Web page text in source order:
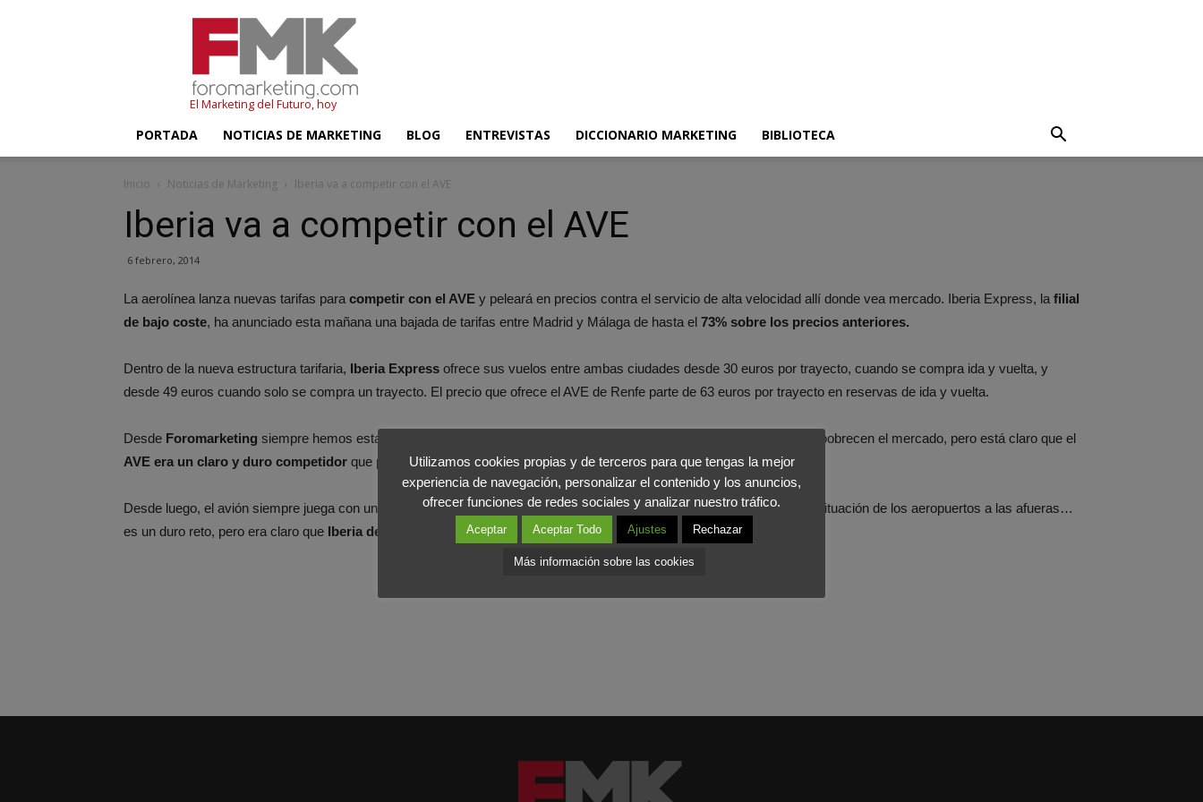
El Marketing del Futuro, hoy
PORTADA NOTICIAS DE MARKETING BLOG ENTREVISTAS DICCIONARIO MARKETING BIBLIOTECA
Inicio Noticias de Marketing Iberia va a competir con el AVE
Iberia va a competir con el AVE
6 febrero, 2014
La aerolínea lanza nuevas tarifas para competir con el AVE y peleará en precios contra el servicio de alta velocidad allí donde vea mercado. Iberia Express, la filial
de bajo coste, ha anunciado esta mañana una bajada de tarifas entre Madrid y Málaga de hasta el 73% sobre los precios anteriores.
Dentro de la nueva estructura tarifaria, Iberia Express ofrece sus vuelos entre ambas ciudades desde 30 euros por trayecto, cuando se compra ida y vuelta, y
desde 49 euros cuando solo se compra un trayecto. El precio que ofrece el AVE de Renfe parte de 63 euros por trayecto en reservas de ida y vuelta.
Desde Foromarketing siempre hemos estado en contra de las políticas low cost como salida a la situación, porque empobrecen el mercado, pero está claro que el
AVE era un claro y duro competidor que podría hacer peligrar ciertos pasillos aéreos.
Desde luego, el avión siempre juega con un desventaja respecto al tren: el tiempo para el embarque, la facturación y la situación de los aeropuertos a las afueras…
es un duro reto, pero era claro que Iberia debía reaccionar.
Utilizamos cookies propias y de terceros para que tengas la mejor
experiencia de navegación, personalizar el contenido y los anuncios,
ofrecer funciones de redes sociales y analizar nuestro tráfico.
Aceptar Aceptar Todo Ajustes Rechazar
Más información sobre las cookies